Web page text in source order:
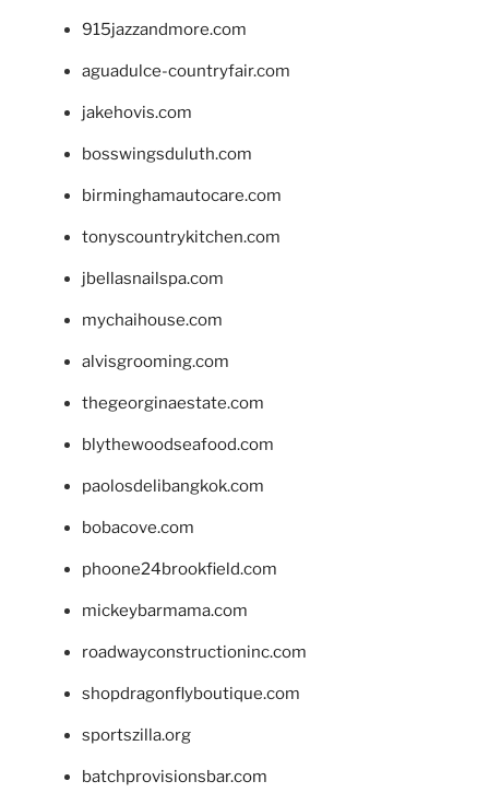
915jazzandmore.com
aguadulce-countryfair.com
jakehovis.com
bosswingsduluth.com
birminghamautocare.com
tonyscountrykitchen.com
jbellasnailspa.com
mychaihouse.com
alvisgrooming.com
thegeorginaestate.com
blythewoodseafood.com
paolosdelibangkok.com
bobacove.com
phoone24brookfield.com
mickeybarmama.com
roadwayconstructioninc.com
shopdragonflyboutique.com
sportszilla.org
batchprovisionsbar.com